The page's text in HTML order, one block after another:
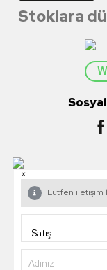
Stoklara
×
Lütfen iletişim
Adınız